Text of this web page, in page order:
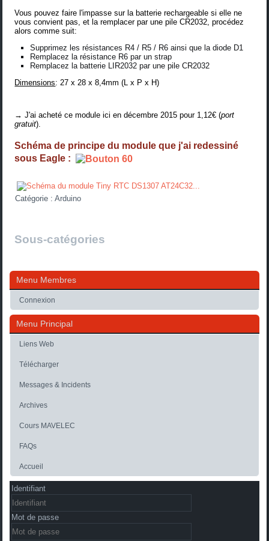
Vous pouvez faire l'impasse sur la batterie rechargeable si elle ne
vous convient pas, et la remplacer par une pile CR2032, procédez
alors comme suit:
Supprimez les résistances R4 / R5 / R6 ainsi que la diode D1
Remplacez la résistance R6 par un strap
Remplacez la batterie LIR2032 par une pile CR2032
Dimensions: 27 x 28 x 8,4mm (L x P x H)
→ J'ai acheté ce moduleici en décembre 2015 pour 1,12€ (port
gratuit).
Schéma de principe du module que j'ai redessiné
sous Eagle :
Catégorie :Arduino
Sous-catégories
Menu Membres
Connexion
Menu Principal
Liens Web
Télécharger
Messages & Incidents
Archives
Cours MAVELEC
FAQs
Accueil
Identifiant
Mot de passe